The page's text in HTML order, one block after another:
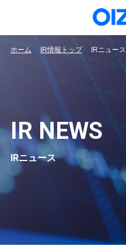
ホーム IR情報トップ IRニュース
IR NEWS
IRニュース